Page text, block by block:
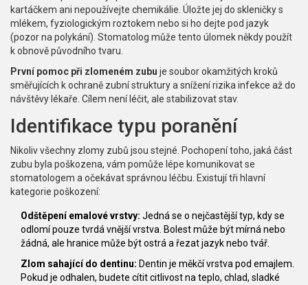
kartáčkem ani nepoužívejte chemikálie. Úložte jej do skleničky s
mlékem, fyziologickým roztokem nebo si ho dejte pod jazyk
(pozor na polykání). Stomatolog může tento úlomek někdy použít
k obnově původního tvaru.
První pomoc při zlomeném zubu je soubor okamžitých kroků
směřujících k ochraně zubní struktury a snížení rizika infekce až do
návštěvy lékaře . Cílem není léčit, ale stabilizovat stav.
Identifikace typu poranění
Nikoliv všechny zlomy zubů jsou stejné. Pochopení toho, jaká část
zubu byla poškozena, vám pomůže lépe komunikovat se
stomatologem a očekávat správnou léčbu. Existují tři hlavní
kategorie poškození:
Odštěpení emalové vrstvy: Jedná se o nejčastější typ, kdy se
odlomí pouze tvrdá vnější vrstva. Bolest může být mírná nebo
žádná, ale hranice může být ostrá a řezat jazyk nebo tvář.
Zlom sahající do dentinu: Dentin je měkčí vrstva pod emajlem.
Pokud je odhalen, budete cítit citlivost na teplo, chlad, sladké